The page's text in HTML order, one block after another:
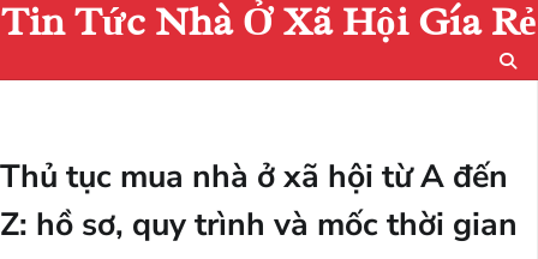
Skip
to
Tin Tức Nhà Ở Xã Hội Gía Rẻ
Thủ tục mua nhà ở xã hội từ A đến
Z: hồ sơ, quy trình và mốc thời gian